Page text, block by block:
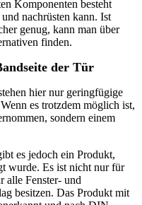
Komponenten besteht
nachrüsten kann. Ist
genug, kann man über
finden.
der Tür
hier nur geringfügige
es trotzdem möglich ist,
sondern einem
es jedoch ein Produkt,
wurde. Es ist nicht nur für
alle Fenster- und
besitzen. Das Produkt mit